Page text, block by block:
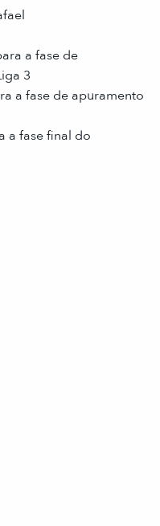
a fase de
3
a fase de apuramento
a fase final do